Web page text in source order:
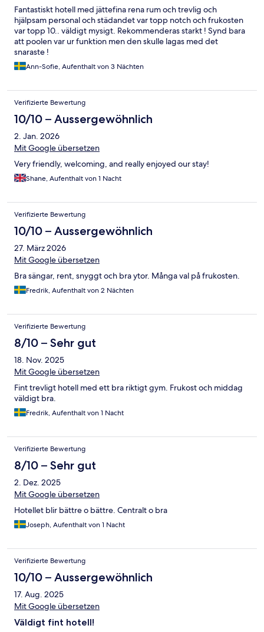
Fantastiskt hotell med jättefina rena rum och trevlig och
hjälpsam personal och städandet var topp notch och frukosten
var topp 10.. väldigt mysigt. Rekommenderas starkt ! Synd bara
att poolen var ur funktion men den skulle lagas med det
snaraste !
Ann-Sofie, Aufenthalt von 3 Nächten
Verifizierte Bewertung
10/10 – Aussergewöhnlich
2. Jan. 2026
Mit Google übersetzen
Very friendly, welcoming, and really enjoyed our stay!
Shane, Aufenthalt von 1 Nacht
Verifizierte Bewertung
10/10 – Aussergewöhnlich
27. März 2026
Mit Google übersetzen
Bra sängar, rent, snyggt och bra ytor. Många val på frukosten.
Fredrik, Aufenthalt von 2 Nächten
Verifizierte Bewertung
8/10 – Sehr gut
18. Nov. 2025
Mit Google übersetzen
Fint trevligt hotell med ett bra riktigt gym. Frukost och middag
väldigt bra.
Fredrik, Aufenthalt von 1 Nacht
Verifizierte Bewertung
8/10 – Sehr gut
2. Dez. 2025
Mit Google übersetzen
Hotellet blir bättre o bättre. Centralt o bra
Joseph, Aufenthalt von 1 Nacht
Verifizierte Bewertung
10/10 – Aussergewöhnlich
17. Aug. 2025
Mit Google übersetzen
Väldigt fint hotell!